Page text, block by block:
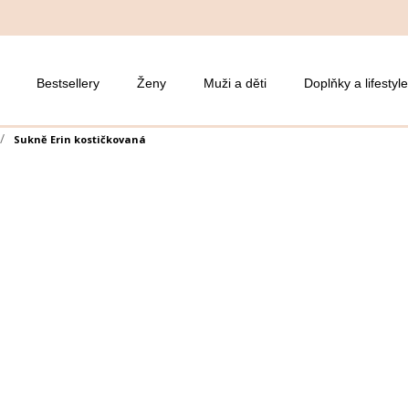
Bestsellery Ženy Muži a děti Doplňky a lifestyle
Sukně Erin kostičkovaná